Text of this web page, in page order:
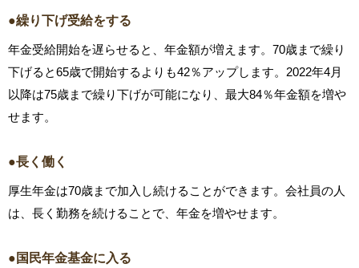
●繰り下げ受給をする
年金受給開始を遅らせると、年金額が増えます。70歳まで繰り
下げると65歳で開始するよりも42％アップします。2022年4月
以降は75歳まで繰り下げが可能になり、最大84％年金額を増や
せます。
●長く働く
厚生年金は70歳まで加入し続けることができます。会社員の人
は、長く勤務を続けることで、年金を増やせます。
●国民年金基金に入る